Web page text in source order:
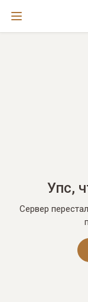
Упс,
Сервер